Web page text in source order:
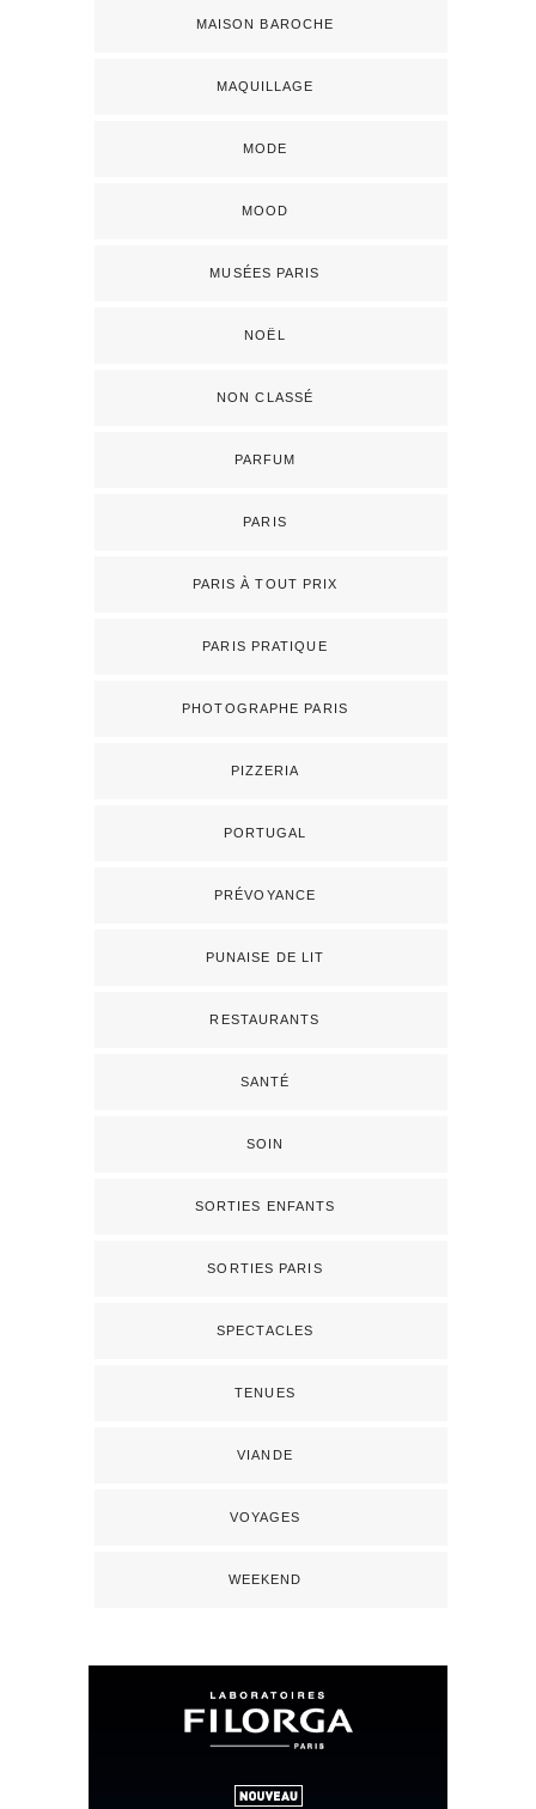
MAISON BAROCHE
MAQUILLAGE
MODE
MOOD
MUSÉES PARIS
NOËL
NON CLASSÉ
PARFUM
PARIS
PARIS À TOUT PRIX
PARIS PRATIQUE
PHOTOGRAPHE PARIS
PIZZERIA
PORTUGAL
PRÉVOYANCE
PUNAISE DE LIT
RESTAURANTS
SANTÉ
SOIN
SORTIES ENFANTS
SORTIES PARIS
SPECTACLES
TENUES
VIANDE
VOYAGES
WEEKEND